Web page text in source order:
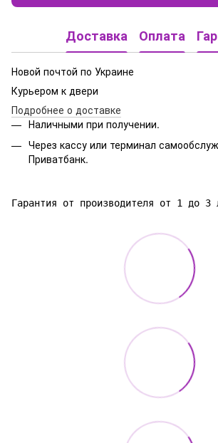
Доставка Оплата
Новой почтой по Украине
Курьером к двери
Подробнее о доставке
Наличными при получении.
Через кассу или терминал
Приватбанк.
Гарантия от производителя от 1 до 3